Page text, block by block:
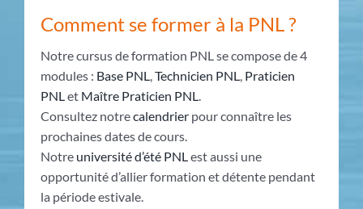
Comment se former à la PNL ?
Notre cursus de formation PNL se compose de 4
modules : Base PNL Technicien PNL
Praticien
PNL et Maître Praticien PNL
Consultez notrecalendrierpour connaître les
prochaines dates de cours.
Notre université d’été PNL est aussi une
opportunité d’allier formation et détente pendant
la période estivale.